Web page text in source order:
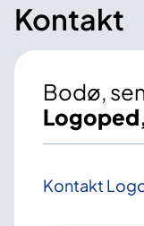
Kontakt
Bodø,
Kontakt